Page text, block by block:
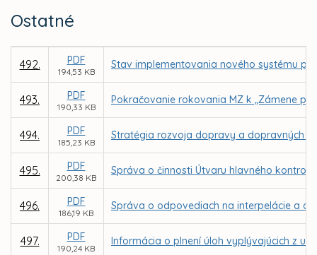
Ostatné
492. PDF
194,53 KB
Stav implementovania nového systému
493. PDF
190,33 KB
Pokračovanie rokovania MZ k „Zámene
494. PDF
185,23 KB
Stratégia rozvoja dopravy a dopravných
495. PDF
200,38 KB
Správa o činnosti Útvaru hlavného
496. PDF
186,19 KB
Správa o odpovediach na interpelácie a
497. PDF
190,24 KB
Informácia o plnení úloh vyplývajúcich z